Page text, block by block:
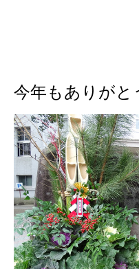
今年もありがと